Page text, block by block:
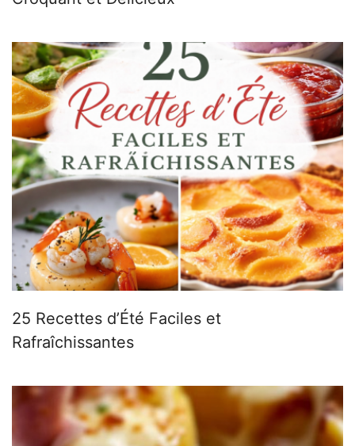
25 Recettes d’Été Faciles et
Rafraîchissantes